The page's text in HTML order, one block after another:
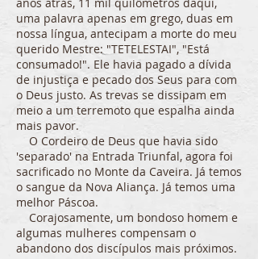
uma palavra apenas em grego, duas em
nossa língua, antecipam a morte do meu
querido Mestre: "TETELESTAI", "Está
consumado!". Ele havia pagado a dívida
de injustiça e pecado dos Seus para com
o Deus justo. As trevas se dissipam em
meio a um terremoto que espalha ainda
mais pavor.
O Cordeiro de Deus que havia sido
'separado' na Entrada Triunfal, agora foi
sacrificado no Monte da Caveira. Já temos
o sangue da Nova Aliança. Já temos uma
melhor Páscoa.
Corajosamente, um bondoso homem e
algumas mulheres compensam o
abandono dos discípulos mais próximos.